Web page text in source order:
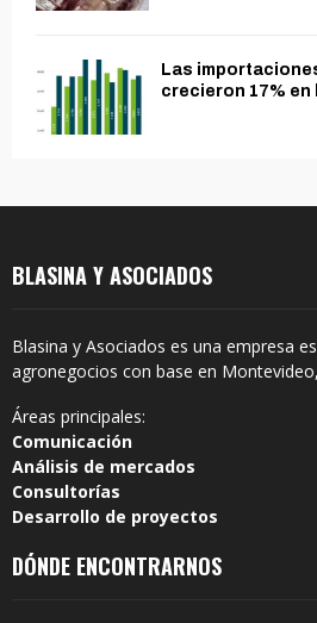
Las
crecieron 17% en
BLASINA Y ASOCIADOS
Blasina y Asociados es una empresa
agronegocios con base en
Áreas principales:
Comunicación
Análisis de mercados
Consultorías
Desarrollo de proyectos
DÓNDE ENCONTRARNOS